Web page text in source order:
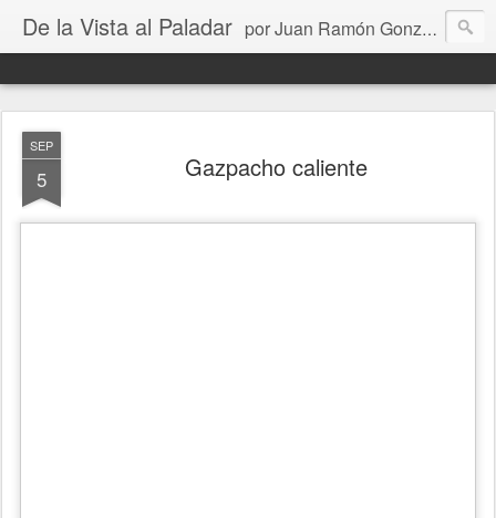
De la Vista al Paladar por Juan Ramón González
SEP
5 Gazpacho caliente